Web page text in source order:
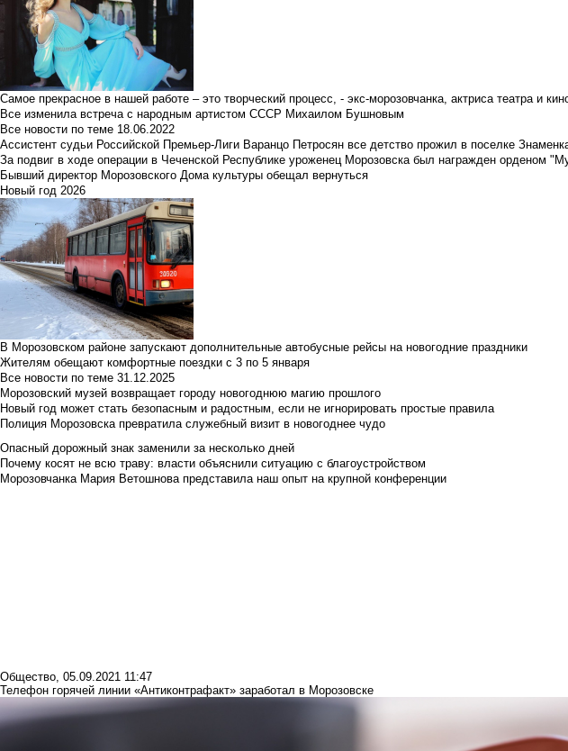
Самое прекрасное в нашей работе – это творческий процесс, - экс-морозовчанка, актриса театра и
Все изменила встреча с народным артистом СССР Михаилом Бушновым
Все новости по теме 18.06.2022
Ассистент судьи Российской Премьер-Лиги Варанцо Петросян все детство прожил в поселке
За подвиг в ходе операции в Чеченской Республике уроженец Морозовска был награжден орденом
Бывший директор Морозовского Дома культуры обещал вернуться
Новый год 2026
В Морозовском районе запускают дополнительные автобусные рейсы на новогодние праздники
Жителям обещают комфортные поездки с 3 по 5 января
Все новости по теме 31.12.2025
Морозовский музей возвращает городу новогоднюю магию прошлого
Новый год может стать безопасным и радостным, если не игнорировать простые правила
Полиция Морозовска превратила служебный визит в новогоднее чудо
Опасный дорожный знак заменили за несколько дней
Почему косят не всю траву: власти объяснили ситуацию с благоустройством
Морозовчанка Мария Ветошнова представила наш опыт на крупной конференции
Общество, 05.09.2021 11:47
Телефон горячей линии «Антиконтрафакт» заработал в Морозовске